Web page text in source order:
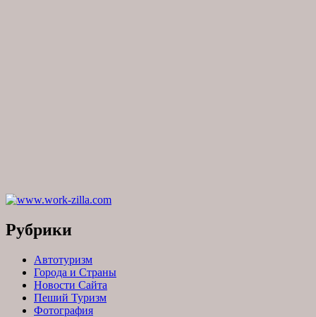
Рубрики
Автотуризм
Города и Страны
Новости Сайта
Пеший Туризм
Фотография